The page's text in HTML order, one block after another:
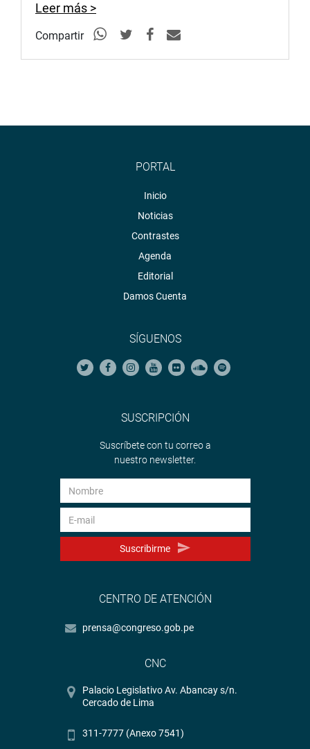
Leer más >
Compartir
PORTAL
Inicio
Noticias
Contrastes
Agenda
Editorial
Damos Cuenta
SÍGUENOS
SUSCRIPCIÓN
Suscríbete con tu correo a
nuestro newsletter.
Suscribirme
CENTRO DE ATENCIÓN
prensa@congreso.gob.pe
CNC
Palacio Legislativo Av. Abancay s/n.
Cercado de Lima
311-7777 (Anexo 7541)